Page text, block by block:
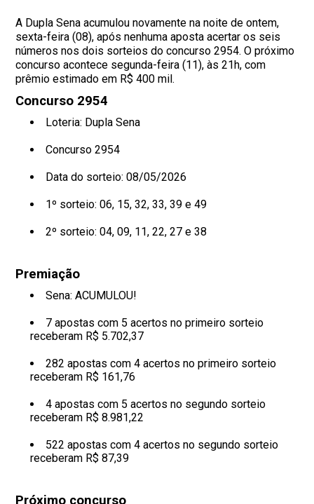
A Dupla Sena acumulou novamente na noite de ontem,
sexta-feira (08), após nenhuma aposta acertar os seis
números nos dois sorteios do concurso 2954. O próximo
concurso acontece segunda-feira (11), às 21h, com
prêmio estimado em R$ 400 mil.
Concurso 2954
Loteria: Dupla Sena
Concurso 2954
Data do sorteio: 08/05/2026
1º sorteio: 06, 15, 32, 33, 39 e 49
2º sorteio: 04, 09, 11, 22, 27 e 38
Premiação
Sena: ACUMULOU!
7 apostas com 5 acertos no primeiro sorteio
receberam R$ 5.702,37
282 apostas com 4 acertos no primeiro sorteio
receberam R$ 161,76
4 apostas com 5 acertos no segundo sorteio
receberam R$ 8.981,22
522 apostas com 4 acertos no segundo sorteio
receberam R$ 87,39
Próximo concurso